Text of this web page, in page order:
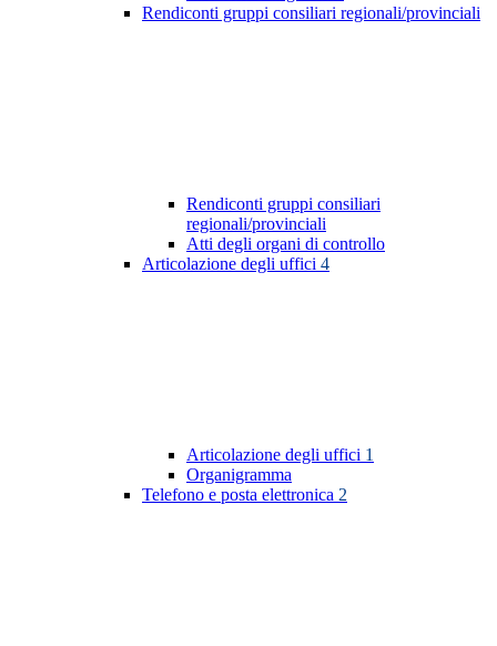
Rendiconti gruppi consiliari regionali/provinciali
Rendiconti gruppi consiliari
regionali/provinciali
Atti degli organi di controllo
Articolazione degli uffici 4
Articolazione degli uffici 1
Organigramma
Telefono e posta elettronica 2